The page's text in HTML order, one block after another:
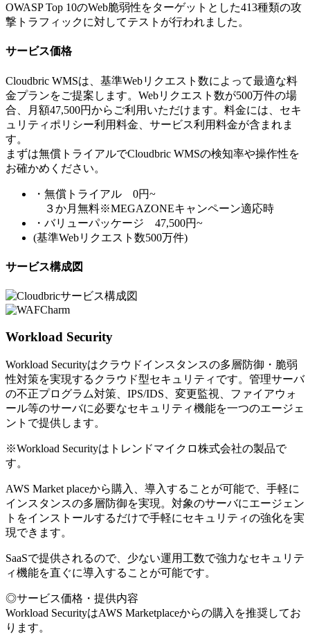
OWASP Top 10のWeb脆弱性をターゲットとした413種類の攻
撃トラフィックに対してテストが行われました。
サービス価格
Cloudbric WMSは、基準Webリクエスト数によって最適な料
金プランをご提案します。Webリクエスト数が500万件の場
合、月額47,500円からご利用いただけます。料金には、セキ
ュリティポリシー利用料金、サービス利用料金が含まれま
す。
まずは無償トライアルでCloudbric WMSの検知率や操作性を
お確かめください。
・無償トライアル 0円~
３か月無料※MEGAZONEキャンペーン適応時
・バリューパッケージ 47,500円~
(基準Webリクエスト数500万件)
サービス構成図
Workload Security
Workload Securityはクラウドインスタンスの多層防御・脆弱
性対策を実現するクラウド型セキュリティです。管理サーバ
の不正プログラム対策、IPS/IDS、変更監視、ファイアウォ
ール等のサーバに必要なセキュリティ機能を一つのエージェ
ントで提供します。
※Workload Securityはトレンドマイクロ株式会社の製品で
す。
AWS Market placeから購入、導入することが可能で、手軽に
インスタンスの多層防御を実現。対象のサーバにエージェン
トをインストールするだけで手軽にセキュリティの強化を実
現できます。
SaaSで提供されるので、少ない運用工数で強力なセキュリテ
ィ機能を直ぐに導入することが可能です。
◎サービス価格・提供内容
Workload SecurityはAWS Marketplaceからの購入を推奨してお
ります。